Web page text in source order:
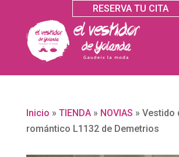
RESERVA TU CITA
Inicio » TIENDA» NOVIAS » Vestido
romántico L1132 de Demetrios